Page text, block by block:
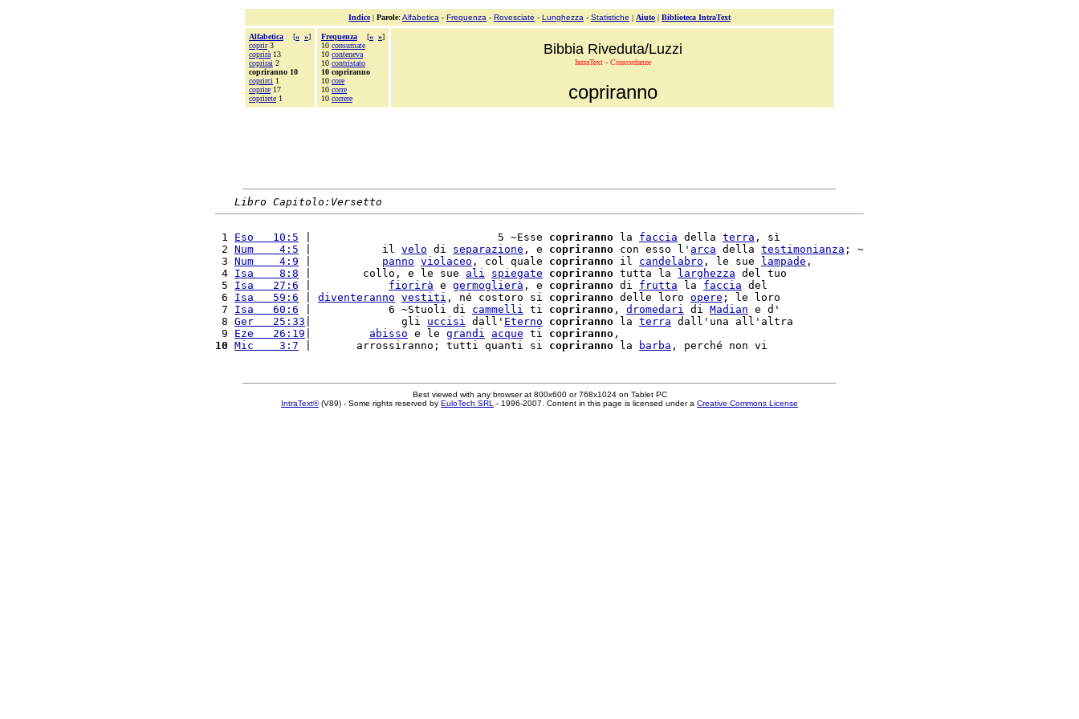
Indice| Parole: Alfabetica - Frequenza - Rovesciate - Lunghezza - Statistiche | Aiuto | Biblioteca IntraText
Alfabetica [« »]
coprir3
coprirà 13
coprirai 2
copriranno 10
coprirci 1
coprire 17
coprirete 1
Frequenza [« »]
10 consumate
10 conteneva
10 contristato
10 copriranno
10 core
10 corre
10 correre
Bibbia Riveduta/Luzzi
IntraText - Concordanze
copriranno
Libro Capitolo:Versetto
1 Eso   10:5 |                             5 ~Esse copriranno la faccia della terra , sì
2 Num    4:5 |           il velo di separazione , e copriranno con esso l' arca della testimonianza ; ~
3 Num    4:9 panno violaceo , col quale copriranno il candelabro , le sue lampade ,
4 Isa    8:8 |        collo, e le sue ali spiegate copriranno tutta la larghezza del tuo
5 Isa   27:6 fiorirà e germoglierà , e copriranno di frutta la faccia del
6 Isa   59:6 diventeranno vestiti , né costoro si copriranno delle loro opere ; le loro
7 Isa   60:6 |            6 ~Stuoli di cammelli ti copriranno , dromedari di Madian e d'
8 Ger   25:33 |              gli uccisi dall' Eterno copriranno la terra dall'una all'altra
9 Eze   26:19 abisso e le grandi acque ti copriranno
10 Mic    3:7 |       arrossiranno; tutti quanti si copriranno la barba
Best viewed with any browser at 800x600 or 768x1024 on Tablet PC
IntraText®(V89) - Some rights reserved by EuloTech SRL - 1996-2007. Content in this page is licensed under a Creative Commons License